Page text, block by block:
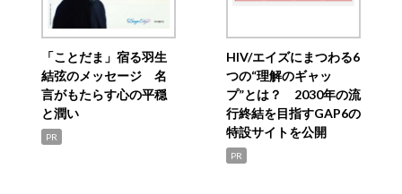
「ことだま」宿る羽生
結弦のメッセージ 名
言がもたらす心の平穏
と潤い
PR
HIV/エイズにまつわる6
つの“理解のギャッ
プ”とは？ 2030年の流
行終結を目指すGAP6の
特設サイトを公開
PR